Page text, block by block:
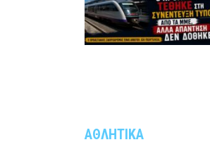
ΑΘΛΗΤΙΚΑ